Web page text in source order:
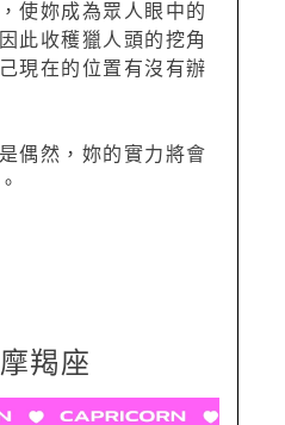
使妳成為眾人眼中的
此收穫獵人頭的挖角
現在的位置有沒有辦
偶然，妳的實力將會
摩羯座